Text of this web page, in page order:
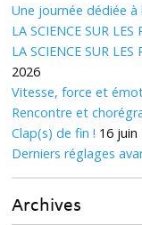
Une journée dédiée à
LA SCIENCE SUR
LA SCIENCE SUR LES
2026
Vitesse, force et
Rencontre et
Clap(s) de fin ! 16 juin
Derniers réglages
Archives